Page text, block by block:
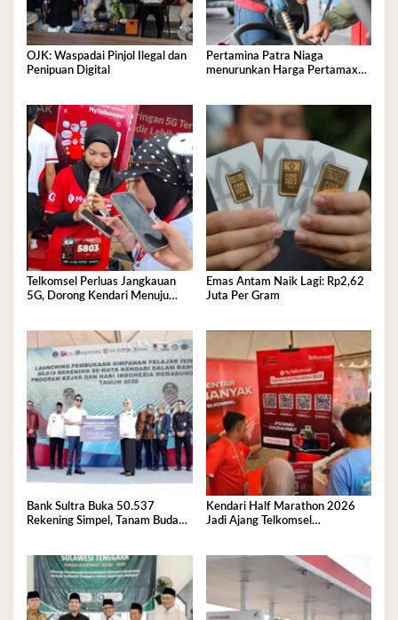
OJK: Waspadai Pinjol Ilegal dan
Penipuan Digital
Pertamina Patra Niaga
menurunkan Harga Pertamax
Telkomsel Perluas Jangkauan
5G, Dorong Kendari Menuju
Emas Antam Naik Lagi: Rp2,62
Juta Per Gram
Bank Sultra Buka 50.537
Rekening Simpel, Tanam Budaya
Kendari Half Marathon 2026
Jadi Ajang Telkomsel